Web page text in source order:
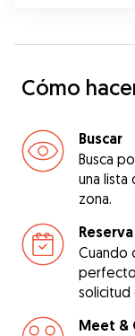
Cómo
Buscar
Busca
una
zona.
Cuando
perfecto
solicitud
Meet &